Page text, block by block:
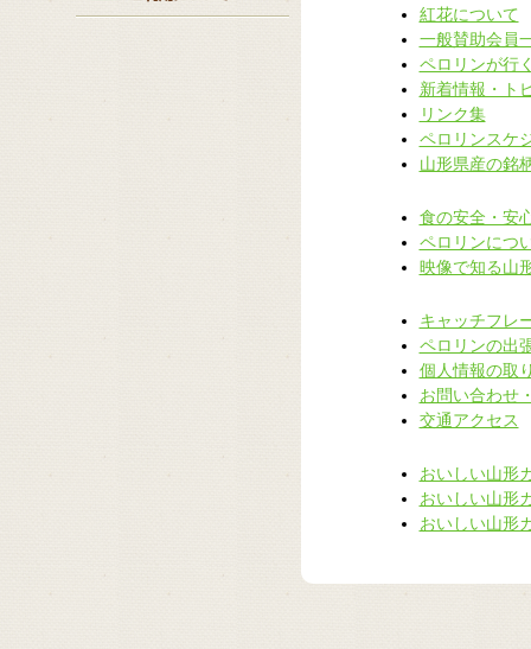
紅花について
一般賛助会員
ペロリンが行
新着情報・ト
リンク集
ペロリンスケ
山形県産の銘
食の安全・安
ペロリンにつ
映像で知る山
キャッチフレ
ペロリンの出
個人情報の取
お問い合わせ
交通アクセス
おいしい山形
おいしい山形
おいしい山形